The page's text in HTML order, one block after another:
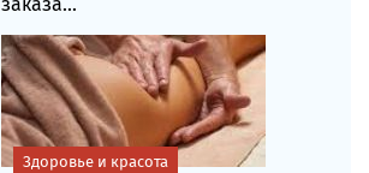
Здоровье и красота